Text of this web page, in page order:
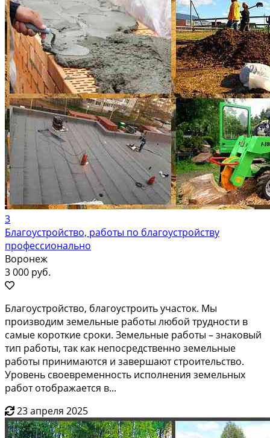
3
Благоустройство, работы по благоустройству
профессионально
Воронеж
3 000 руб.
Благоустройство, благоустроить участок. Мы
производим земельные работы любой трудности в
самые короткие сроки. Земельные работы – знаковый
тип работы, так как непосредственно земельные
работы принимаются и завершают строительство.
Уровень своевременность исполнения земельных
работ отображается в...
23 апреля 2025